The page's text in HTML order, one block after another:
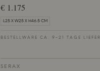
€ 1.175
L25 X W25 X H46.5 CM
BESTELLWARE CA. 9-21 TAGE
SERAX